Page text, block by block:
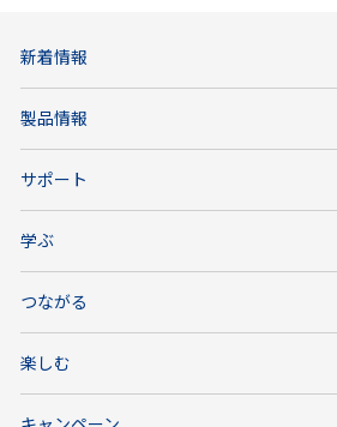
新着情報
製品情報
サポート
学ぶ
つながる
楽しむ